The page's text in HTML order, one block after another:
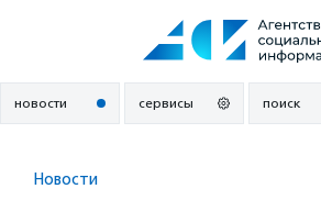
новости сервисы поиск
Новости